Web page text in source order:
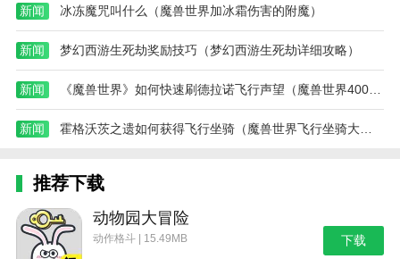
热门搜索: 世界末日生存游戏攻略破解版(世界末日生存破解版最新
版无限金币下载) 模拟冒险角色游戏攻略(冒险世界手游人物攻略)
野外生存的世界游戏攻略综合篇(模拟野外生存游戏大全)
新闻 冰冻魔咒叫什么（魔兽世界加冰霜伤害的附魔）
新闻 梦幻西游生死劫奖励技巧（梦幻西游生死劫详细攻略）
新闻 《魔兽世界》如何快速刷德拉诺飞行声望（魔兽世界400坐骑奖励多少）
新闻 霍格沃茨之遗如何获得飞行坐骑（魔兽世界飞行坐骑大全图文）
推荐下载
动物园大冒险
动作格斗 | 15.49MB 下载